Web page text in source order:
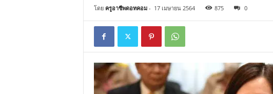
โดย ครูอาชีพดอทคอม- 17 เมษายน 2564 875 0